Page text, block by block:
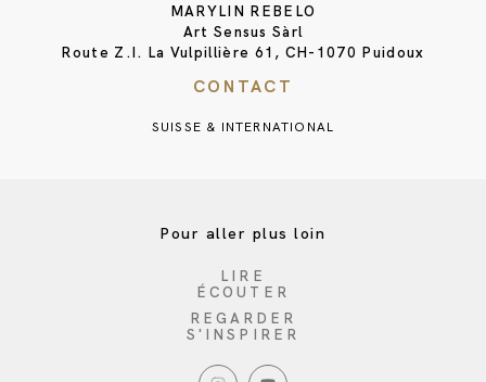
MARYLIN REBELO
Art Sensus Sàrl
Route Z.I. La Vulpillière 61, CH-1070 Puidoux
CONTACT
SUISSE & INTERNATIONAL
Pour aller plus loin
LIRE
ÉCOUTER
REGARDER
S'INSPIRER